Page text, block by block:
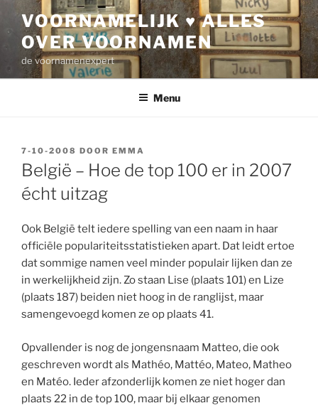
inhoud
VOORNAMELIJK ♥ ALLES
OVER VOORNAMEN
de voornamenexpert
Menu
GEPLAATST
OP
7-10-2008 DOOR EMMA
België – Hoe de top 100 er in 2007
écht uitzag
Ook België telt iedere spelling van een naam in haar
officiële populariteitsstatistieken apart. Dat leidt ertoe
dat sommige namen veel minder populair lijken dan ze
in werkelijkheid zijn. Zo staan Lise (plaats 101) en Lize
(plaats 187) beiden niet hoog in de ranglijst, maar
samengevoegd komen ze op plaats 41.
Opvallender is nog de jongensnaam Matteo, die ook
geschreven wordt als Mathéo, Mattéo, Mateo, Matheo
en Matéo. Ieder afzonderlijk komen ze niet hoger dan
plaats 22 in de top 100, maar bij elkaar genomen